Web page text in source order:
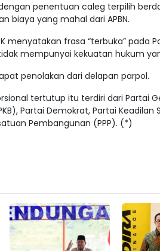
penentuan caleg terpilih
biaya yang mahal dari APBN.
frasa “terbuka” pada
mempunyai kekuatan hukum
penolakan dari delapan parpol.
tertutup itu terdiri dari Partai
Partai Demokrat, Partai Keadilan
Pembangunan (PPP). (*)